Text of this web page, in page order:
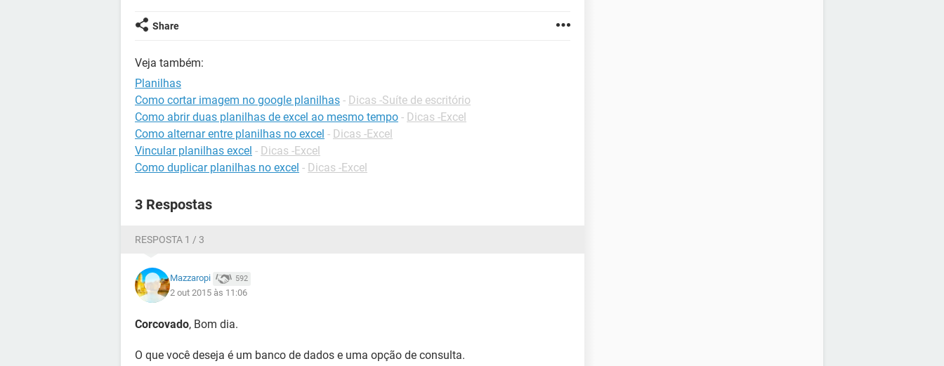
Share
Veja também:
Planilhas
Como cortar imagem no google planilhas - Dicas -Suíte de escritório
Como abrir duas planilhas de excel ao mesmo tempo - Dicas -Excel
Como alternar entre planilhas no excel - Dicas -Excel
Vincular planilhas excel - Dicas -Excel
Como duplicar planilhas no excel - Dicas -Excel
3 Respostas
RESPOSTA 1 / 3
Mazzaropi 592
2 out 2015 às 11:06
Corcovado, Bom dia.
O que você deseja é um banco de dados e uma opção de consulta.